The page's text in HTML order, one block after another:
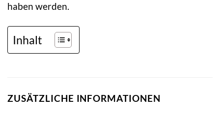
haben werden.
Inhalt
ZUSÄTZLICHE INFORMATIONEN